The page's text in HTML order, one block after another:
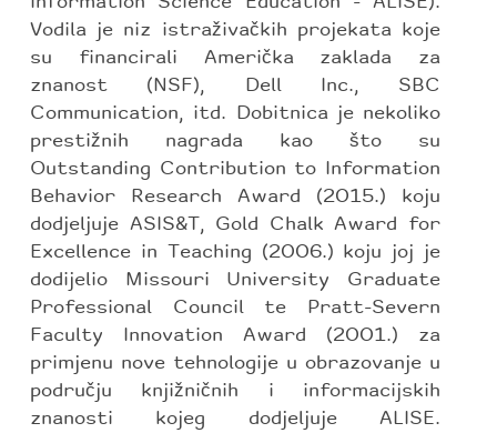
Vodila je niz istraživačkih projekata koje
su financirali Američka zaklada za
znanost (NSF), Dell Inc., SBC
Communication, itd. Dobitnica je nekoliko
prestižnih nagrada kao što su
Outstanding Contribution to Information
Behavior Research Award (2015.) koju
dodjeljuje ASIS&T, Gold Chalk Award for
Excellence in Teaching (2006.) koju joj je
dodijelio Missouri University Graduate
Professional Council te Pratt-Severn
Faculty Innovation Award (2001.) za
primjenu nove tehnologije u obrazovanje u
području knjižničnih i informacijskih
znanosti kojeg dodjeljuje ALISE.